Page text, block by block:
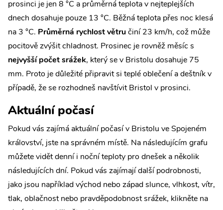
prosinci je jen 8 °C a průměrná teplota v nejteplejších
dnech dosahuje pouze 13 °C. Běžná teplota přes noc klesá
na 3 °C. Průměrná rychlost větručiní 23 km/h, což může
pocitově zvýšit chladnost. Prosinec je rovněž měsíc s
nejvyšší počet srážek, který se v Bristolu dosahuje 75
mm. Proto je důležité připravit si teplé oblečení a deštník v
případě, že se rozhodneš navštívit Bristol v prosinci.
Aktuální počasí
Pokud vás zajímá aktuální počasí v Bristolu ve Spojeném
království, jste na správném místě. Na následujícím grafu
můžete vidět denní i noční teploty pro dnešek a několik
následujících dní. Pokud vás zajímají další podrobnosti,
jako jsou například východ nebo západ slunce, vlhkost, vítr,
tlak, oblačnost nebo pravděpodobnost srážek, klikněte na